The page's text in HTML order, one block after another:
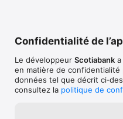
l’application ou en nous
vous ne serez plus en
réinstaller et de consentir à
Si vous avez des questions
Confidentialité de
Le développeur Scotiabank
en matière de
données tel que décrit
consultez la politique de